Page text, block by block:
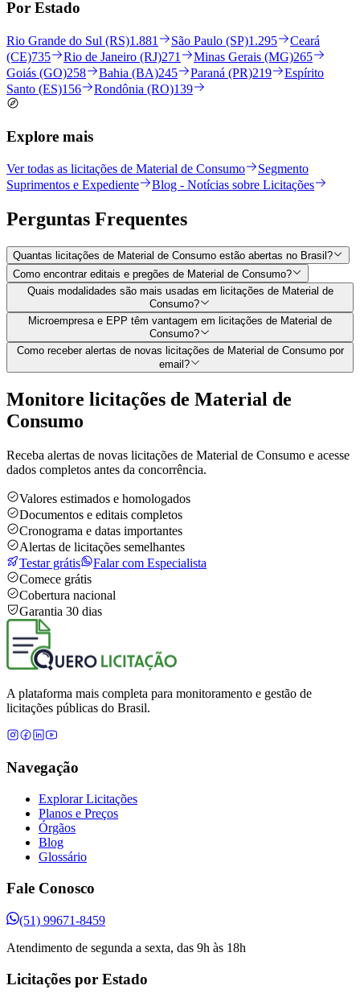
Por Estado
Rio Grande do Sul (RS)1.881 São Paulo (SP)1.295
Ceará
(CE)735 Rio de Janeiro (RJ)271 Minas Gerais (MG)265
Goiás (GO)258 Bahia (BA)245 Paraná (PR)219
Espírito
Santo (ES)156 Rondônia (RO)139
Explore mais
Ver todas as licitações de Material de Consumo
Segmento
Suprimentos e Expediente
Blog - Notícias sobre Licitações
Perguntas Frequentes
Quantas licitações de Material de Consumo estão abertas no Brasil?
Como encontrar editais e pregões de Material de Consumo?
Quais modalidades são mais usadas em licitações de Material de
Consumo?
Microempresa e EPP têm vantagem em licitações de Material de
Consumo?
Como receber alertas de novas licitações de Material de Consumo por
email?
Monitore licitações de Material de
Consumo
Receba alertas de novas licitações de Material de Consumo e acesse
dados completos antes da concorrência.
Valores estimados e homologados
Documentos e editais completos
Cronograma e datas importantes
Alertas de licitações semelhantes
Testar grátis
Falar com Especialista
Comece grátis
Cobertura nacional
Garantia 30 dias
A plataforma mais completa para monitoramento e gestão de
licitações públicas do Brasil.
Navegação
Explorar Licitações
Planos e Preços
Órgãos
Blog
Glossário
Fale Conosco
(51) 99671-8459
Atendimento de segunda a sexta, das 9h às 18h
Licitações por Estado